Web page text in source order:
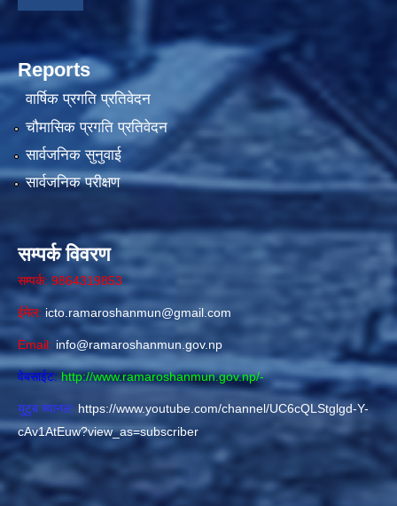
Reports
वार्षिक प्रगति प्रतिवेदन
चौमासिक प्रगति प्रतिवेदन
सार्वजनिक सुनुवाई
सार्वजनिक परीक्षण
सम्पर्क विवरण
सम्पर्क: 9864319853
ईमेल: icto.ramaroshanmun@gmail.com
Email: info@ramaroshanmun.gov.np
वेबसाईट:http://www.ramaroshanmun.gov.np/-
युटुब च्यानल: https://www.youtube.com/channel/UC6cQLStglgd-Y-
cAv1AtEuw?view_as=subscriber